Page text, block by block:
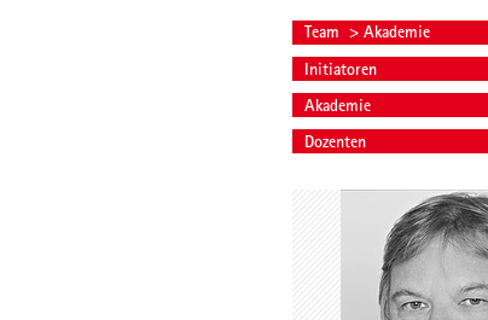
Team > Akademie
Initiatoren
Akademie
Dozenten